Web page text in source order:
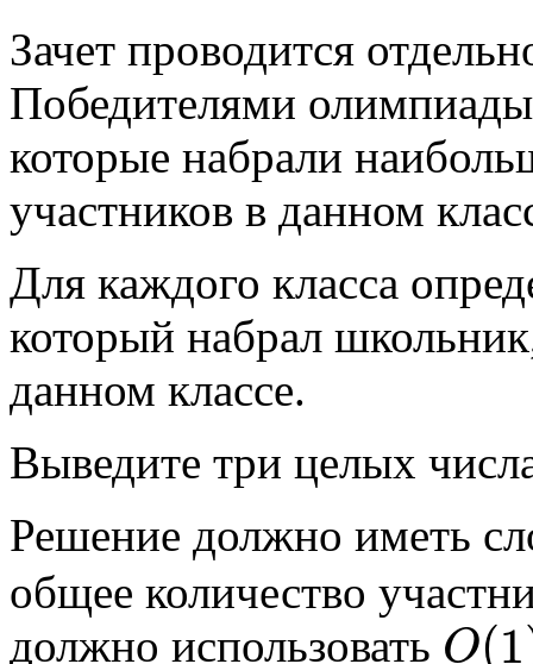
Зачет проводится
Победителями
которые набрали
участников в данном
Для каждого класса
который набрал
данном классе.
Выведите три целых
Решение должно иметь
общее количество
должно использовать O(1